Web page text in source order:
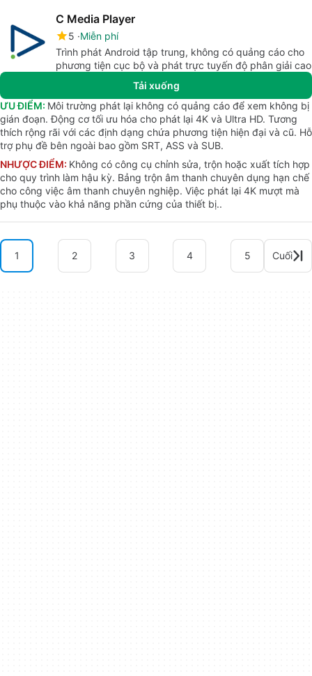
C Media Player
5 Miễn phí
Trình phát Android tập trung, không có quảng cáo cho
phương tiện cục bộ và phát trực tuyến độ phân giải cao
Tải xuống
ƯU ĐIỂM: Môi trường phát lại không có quảng cáo để xem không bị
gián đoạn. Động cơ tối ưu hóa cho phát lại 4K và Ultra HD. Tương
thích rộng rãi với các định dạng chứa phương tiện hiện đại và cũ. Hỗ
trợ phụ đề bên ngoài bao gồm SRT, ASS và SUB.
NHƯỢC ĐIỂM: Không có công cụ chỉnh sửa, trộn hoặc xuất tích hợp
cho quy trình làm hậu kỳ. Bảng trộn âm thanh chuyên dụng hạn chế
cho công việc âm thanh chuyên nghiệp. Việc phát lại 4K mượt mà
phụ thuộc vào khả năng phần cứng của thiết bị..
1 2 3 4 5 Cuối